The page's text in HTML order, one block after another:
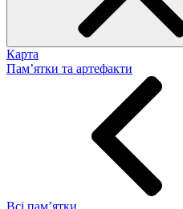
Карта
Пам’ятки та артефакти
Всі пам’ятки